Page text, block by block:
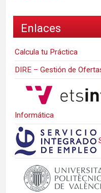
Enlaces
Calcula tu Práctica
DIRE – Gestión de
Informática